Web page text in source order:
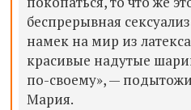
беспрерывная
намек на мир из
красивые надутые
по-своему», —
Мария.